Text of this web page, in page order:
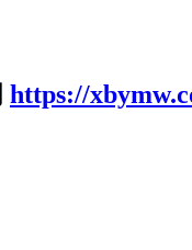
https://